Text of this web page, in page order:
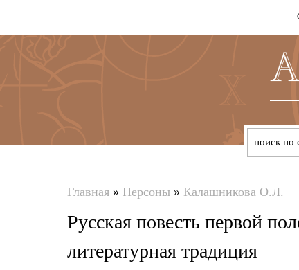
здесь
Главная » Персоны » Калашникова О.Л.
Русская повесть первой
литературная традиция